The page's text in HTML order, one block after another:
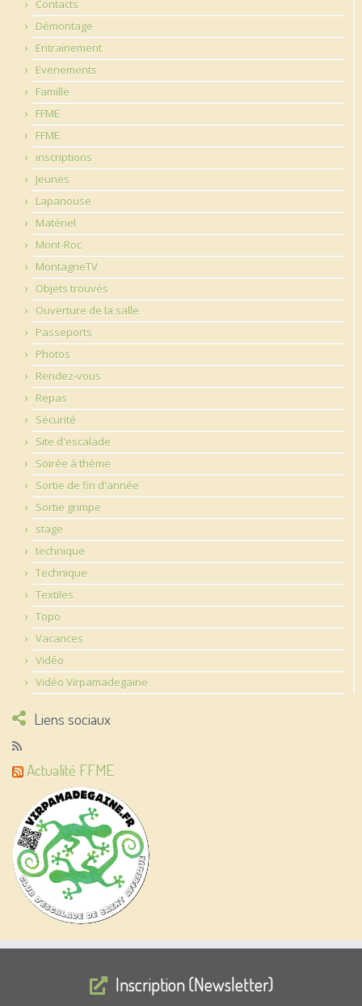
Contacts
Démontage
Entrainement
Evenements
Famille
FFME
FFME
inscriptions
Jeunes
Lapanouse
Matériel
Mont-Roc
MontagneTV
Objets trouvés
Ouverture de la salle
Passeports
Photos
Rendez-vous
Repas
Sécurité
Site d'escalade
Soirée à thème
Sortie de fin d'année
Sortie grimpe
stage
technique
Technique
Textiles
Topo
Vacances
Vidéo
Vidéo Virpamadegaine
Liens sociaux
Actualité FFME
Inscription (Newsletter)